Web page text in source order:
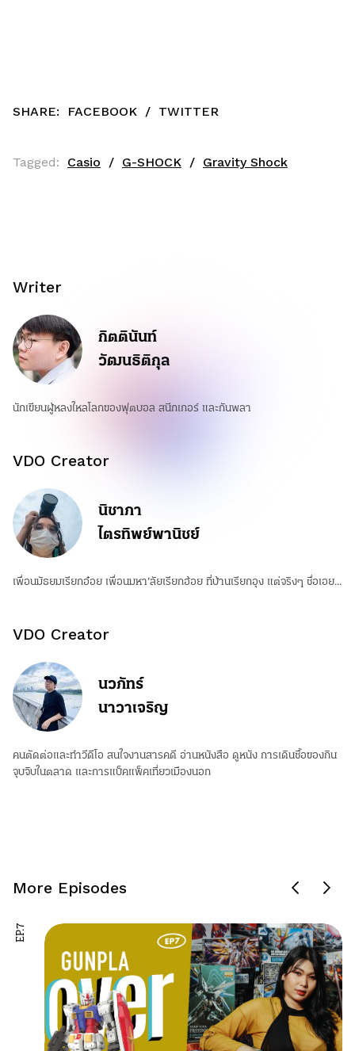
SHARE: FACEBOOK / TWITTER
Tagged: Casio G-SHOCK Gravity Shock
Writer
กิตตินันท์
วัฒนธิติกุล
นักเขียนผู้หลงใหลโลกของฟุตบอล สนีกเกอร์ และกันพลา
VDO Creator
นิชาภา
ไตรทิพย์พานิชย์
เพื่อนมัธยมเรียกอ๋อย เพื่อนมหา’ลัยเรียกอ้อย ที่บ้านเรียกอุง แต่จริงๆ ชื่อเอย...
VDO Creator
นวภัทร์
นาวาเจริญ
คนตัดต่อและทำวีดีโอ สนใจงานสารคดี อ่านหนังสือ ดูหนัง การเดินซื้อของกิน
จุบจิบในตลาด และการแบ็คแพ็คเที่ยวเมืองนอก
More Episodes
EP.7